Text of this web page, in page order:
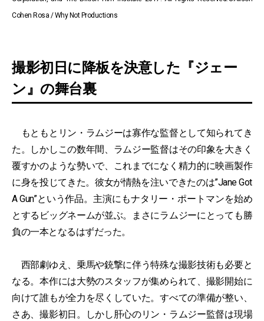
Cohen Rosa / Why Not Productions
撮影初日に降板を決意した『ジェー
ン』の舞台裏
もともとリン・ラムジーは寡作な監督として知られてき
た。しかしこの数年間、ラムジー監督はその印象を大きく
覆すかのような勢いで、これまでになく精力的に映画製作
に身を投じてきた。彼女が情熱を注いできたのは”Jane Got
A Gun”という作品。主演にもナタリー・ポートマンを始め
とするビッグネームが並ぶ。まさにラムジーにとっても勝
負の一本となるはずだった。
西部劇ゆえ、乗馬や銃撃に伴う特殊な撮影技術も必要と
なる。本作には大勢のスタッフが集められて、撮影開始に
向けて誰もが全力を尽くしていた。すべての準備が整い、
さあ、撮影初日。しかし肝心のリン・ラムジー監督は現場